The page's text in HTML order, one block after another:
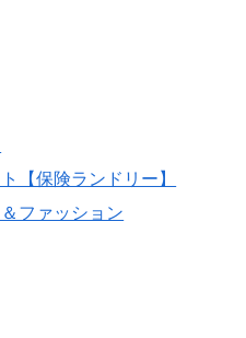
【保険ランドリー】
ファッション